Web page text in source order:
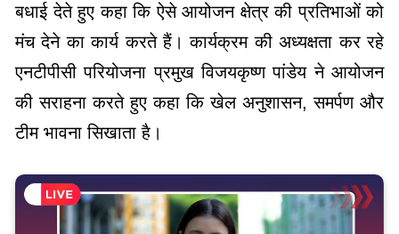
बधाई देते हुए कहा कि ऐसे आयोजन क्षेत्र की प्रतिभाओं को
मंच देने का कार्य करते हैं। कार्यक्रम की अध्यक्षता कर रहे
एनटीपीसी परियोजना प्रमुख विजयकृष्ण पांडेय ने आयोजन
की सराहना करते हुए कहा कि खेल अनुशासन, समर्पण और
टीम भावना सिखाता है।